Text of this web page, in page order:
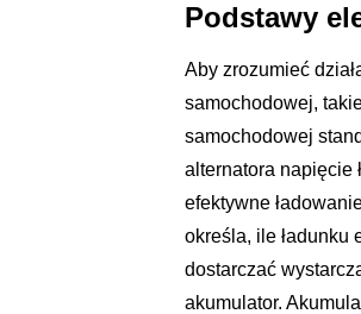
Podstawy
Aby zrozumieć
samochodowej,
samochodowej
alternatora napięcie
efektywne
określa, ile ładunku
dostarczać
akumulator.